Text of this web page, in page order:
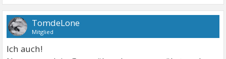
TomdeLone
Mitglied
Ich auch!